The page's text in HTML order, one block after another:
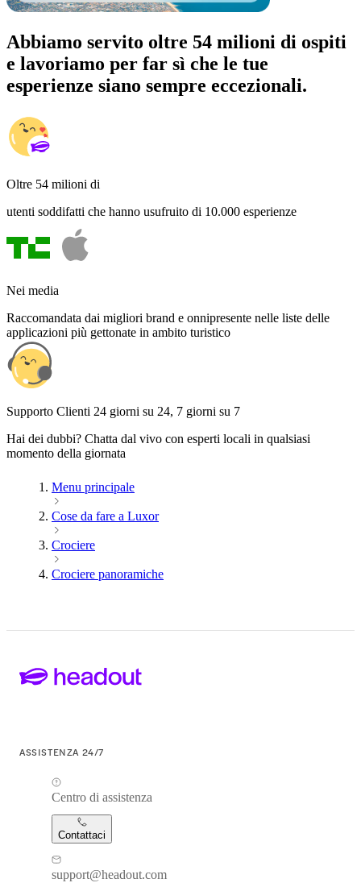
Abbiamo servito oltre 54 milioni di ospiti
e lavoriamo per far sì che le tue
esperienze siano sempre eccezionali.
Oltre 54 milioni di
utenti soddifatti che hanno usufruito di 10.000 esperienze
Nei media
Raccomandata dai migliori brand e onnipresente nelle liste delle
applicazioni più gettonate in ambito turistico
Supporto Clienti 24 giorni su 24, 7 giorni su 7
Hai dei dubbi? Chatta dal vivo con esperti locali in qualsiasi
momento della giornata
Menu principale
Cose da fare a Luxor
Crociere
Crociere panoramiche
ASSISTENZA 24/7
Centro di assistenza
Contattaci
support@headout.com